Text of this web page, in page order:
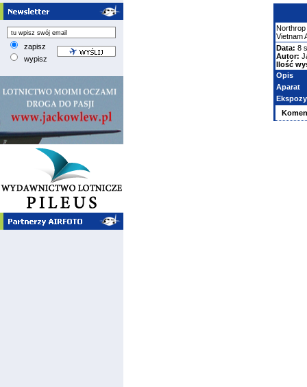
zapisz
wypisz
Vietnam
Data: 8
Autor:
Ilość
Opis
Aparat